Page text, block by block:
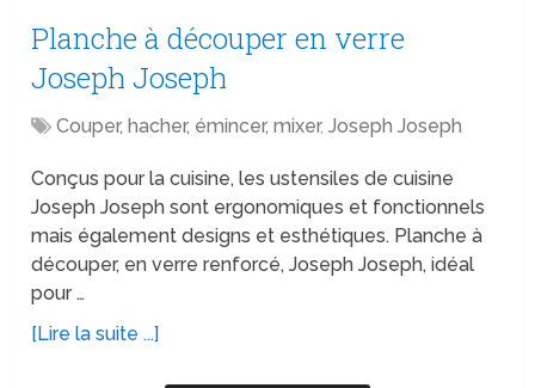
Planche à découper en verre
Joseph Joseph
Couper, hacher, émincer, mixer,Joseph Joseph
Conçus pour la cuisine, les ustensiles de cuisine
Joseph Joseph sont ergonomiques et fonctionnels
mais également designs et esthétiques. Planche à
découper, en verre renforcé, Joseph Joseph, idéal
pour …
[Lire la suite ...]